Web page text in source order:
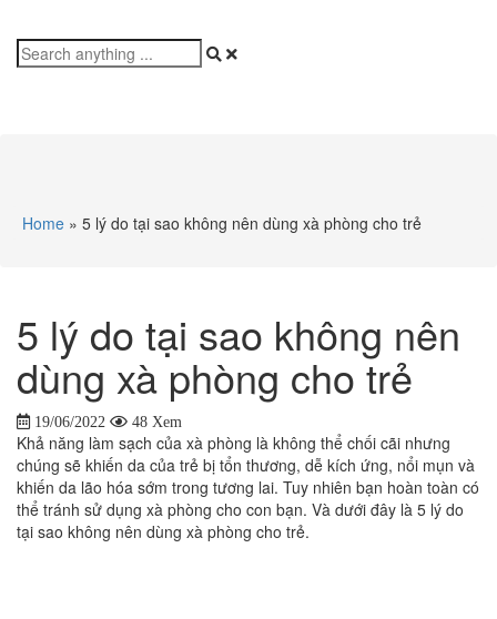
Home » 5 lý do tại sao không nên dùng xà phòng cho trẻ
5 lý do tại sao không nên
dùng xà phòng cho trẻ
19/06/2022 48 Xem
Khả năng làm sạch của xà phòng là không thể chối cãi nhưng
chúng sẽ khiến da của trẻ bị tổn thương, dễ kích ứng, nổi mụn và
khiến da lão hóa sớm trong tương lai. Tuy nhiên bạn hoàn toàn có
thể tránh sử dụng xà phòng cho con bạn. Và dưới đây là 5 lý do
tại sao không nên dùng xà phòng cho trẻ.